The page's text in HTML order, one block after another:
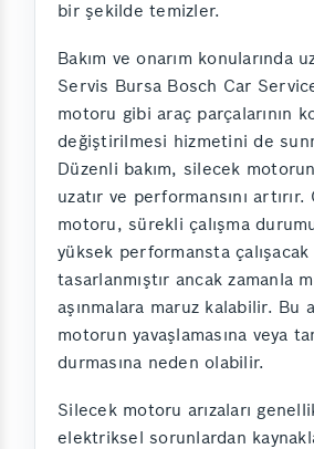
bir şekilde temizler.
Bakım ve onarım konularında
Servis Bursa Bosch Car
motoru gibi araç parçalarının
değiştirilmesi hizmetini de
Düzenli bakım, silecek
uzatır ve performansını
motoru, sürekli çalışma
yüksek performansta
tasarlanmıştır ancak zamanla
aşınmalara maruz kalabilir. Bu
motorun yavaşlamasına veya
durmasına neden olabilir.
Silecek motoru arızaları
elektriksel sorunlardan